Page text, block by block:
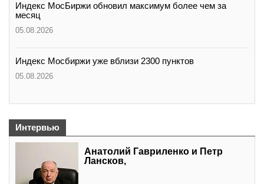
Индекс МосБиржи обновил максимум более чем за
месяц
05.08.2026
Индекс Мосбиржи уже вблизи 2300 пунктов
05.08.2026
Интервью
Анатолий Гавриленко и Петр
Лансков,